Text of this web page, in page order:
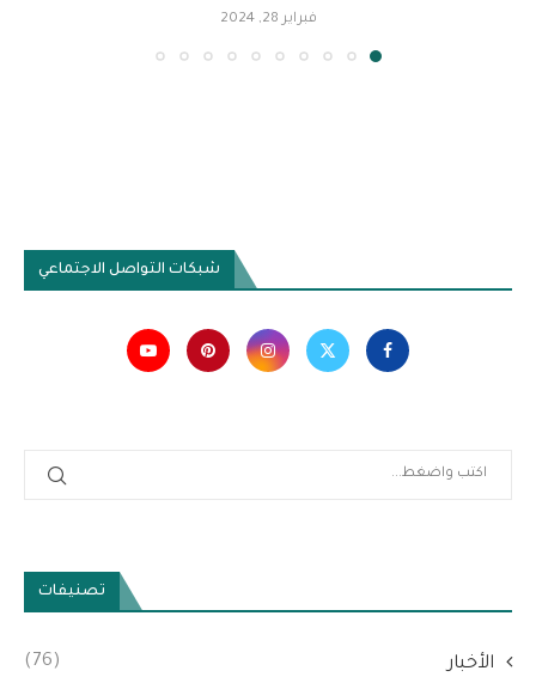
فبراير 28, 2024
شبكات التواصل الاجتماعي
تصنيفات
الأخبار (76)